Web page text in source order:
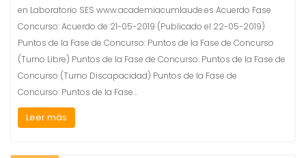
en Laboratorio SES www.academiacumlaude.es Acuerdo Fase
Concurso: Acuerdo de 21-05-2019 (Publicado el 22-05-2019)
Puntos de la Fase de Concurso: Puntos de la Fase de Concurso
(Turno Libre) Puntos de la Fase de Concurso: Puntos de la Fase de
Concurso (Turno Discapacidad) Puntos de la Fase de
Concurso: Puntos de la Fase…
Leer más